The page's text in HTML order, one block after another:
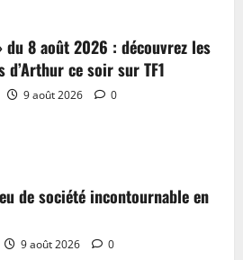
8 août 2026 : découvrez les
ce soir sur TF1
9 août 2026 0
de société incontournable en
9 août 2026 0